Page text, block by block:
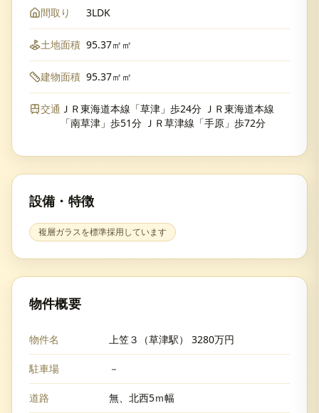
間取り 3LDK
土地面積 95.37㎡㎡
建物面積 95.37㎡㎡
交通 ＪＲ東海道本線「草津」歩24分 ＪＲ東海道本線
「南草津」歩51分 ＪＲ草津線「手原」歩72分
設備・特徴
複層ガラスを標準採用しています
物件概要
物件名 上笠３（草津駅） 3280万円
駐車場 －
道路 無、北西5ｍ幅